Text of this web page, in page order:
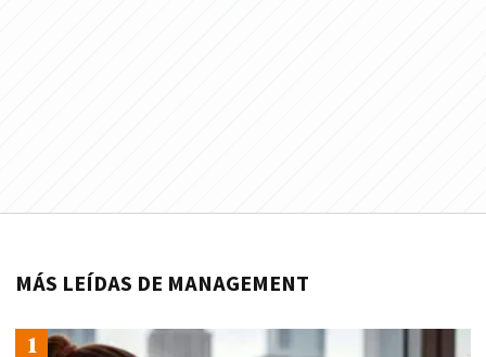
MÁS LEÍDAS DE MANAGEMENT